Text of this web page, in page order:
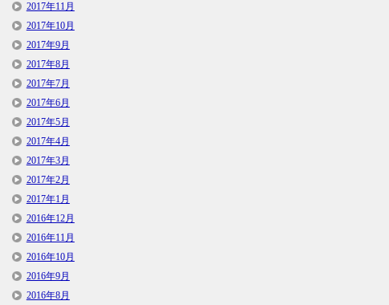
2017年11月
2017年10月
2017年9月
2017年8月
2017年7月
2017年6月
2017年5月
2017年4月
2017年3月
2017年2月
2017年1月
2016年12月
2016年11月
2016年10月
2016年9月
2016年8月